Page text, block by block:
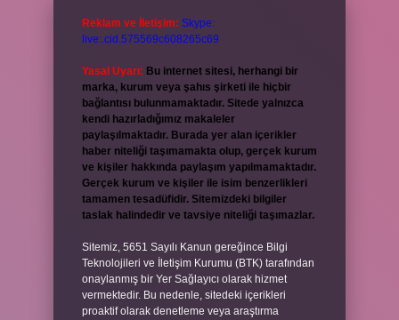
Reklam ve İletişim: Skype:
live:.cid.575569c608265c69
Yasal Uyarı: Bu internet sitesi, herhangi bir
marka, kurum veya şahıs şirketi ile hiçbir
bağlantısı bulunmamaktadır. Sitede yalnızca
kendi hazırladığımız makaleler
paylaşılmaktadır. Burada yer alan içerikler
haber niteliği taşımamakta olup, gerçek kurum
ve kişiler hakkında paylaşım yapılmamaktadır.
Gerçek kurum ve kişiler ile isim benzerlikleri
tamamen tesadüfidir. Sitemizdeki bilgiler
taslak halindedir ve tavsiye niteliği taşımazlar.
Sitemiz, 5651 Sayılı Kanun gereğince Bilgi
Teknolojileri ve İletişim Kurumu (BTK) tarafından
onaylanmış bir Yer Sağlayıcı olarak hizmet
vermektedir. Bu nedenle, sitedeki içerikleri
proaktif olarak denetleme veya araştırma